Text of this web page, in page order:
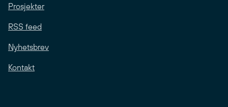
Prosjekter
RSS feed
Nyhetsbrev
Kontakt